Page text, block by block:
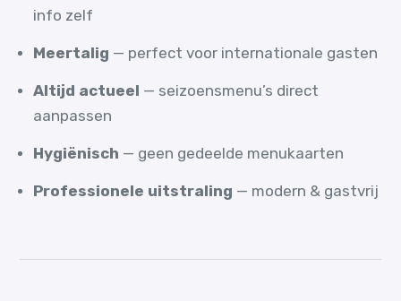
info zelf
Meertalig — perfect voor internationale gasten
Altijd actueel — seizoensmenu’s direct
aanpassen
Hygiënisch — geen gedeelde menukaarten
Professionele uitstraling — modern & gastvrij